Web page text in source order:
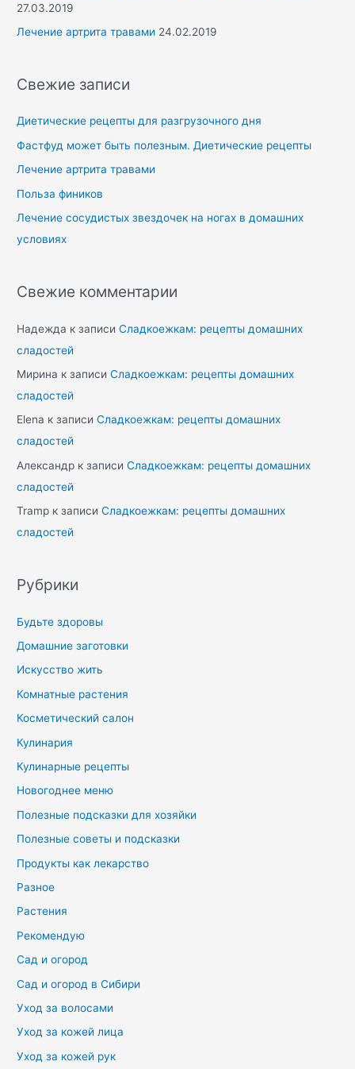
27.03.2019
Лечение артрита травами 24.02.2019
Свежие записи
Диетические рецепты для разгрузочного дня
Фастфуд может быть полезным. Диетические рецепты
Лечение артрита травами
Польза фиников
Лечение сосудистых звездочек на ногах в домашних
условиях
Свежие комментарии
Надежда к записиСладкоежкам: рецепты домашних
сладостей
Мирина к записиСладкоежкам: рецепты домашних
сладостей
Elena к записиСладкоежкам: рецепты домашних
сладостей
Александр к записиСладкоежкам: рецепты домашних
сладостей
Tramp к записиСладкоежкам: рецепты домашних
сладостей
Рубрики
Будьте здоровы
Домашние заготовки
Искусство жить
Комнатные растения
Косметический салон
Кулинария
Кулинарные рецепты
Новогоднее меню
Полезные подсказки для хозяйки
Полезные советы и подсказки
Продукты как лекарство
Разное
Растения
Рекомендую
Сад и огород
Сад и огород в Сибири
Уход за волосами
Уход за кожей лица
Уход за кожей рук